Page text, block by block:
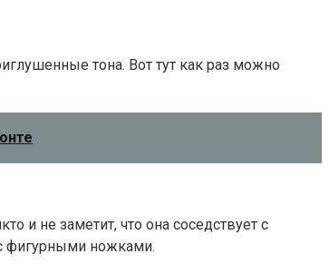
тона. Вот тут как раз можно
и не заметит, что она соседствует с
фигурными ножками.